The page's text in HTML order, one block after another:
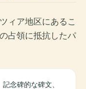
ィア地区にあるこ
占領に抵抗したパ
念碑的な碑文、